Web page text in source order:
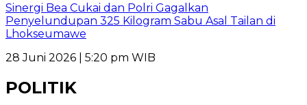
Sinergi Bea Cukai dan Polri Gagalkan
Penyelundupan 325 Kilogram Sabu Asal Tailan di
Lhokseumawe
28 Juni 2026 | 5:20 pm WIB
POLITIK